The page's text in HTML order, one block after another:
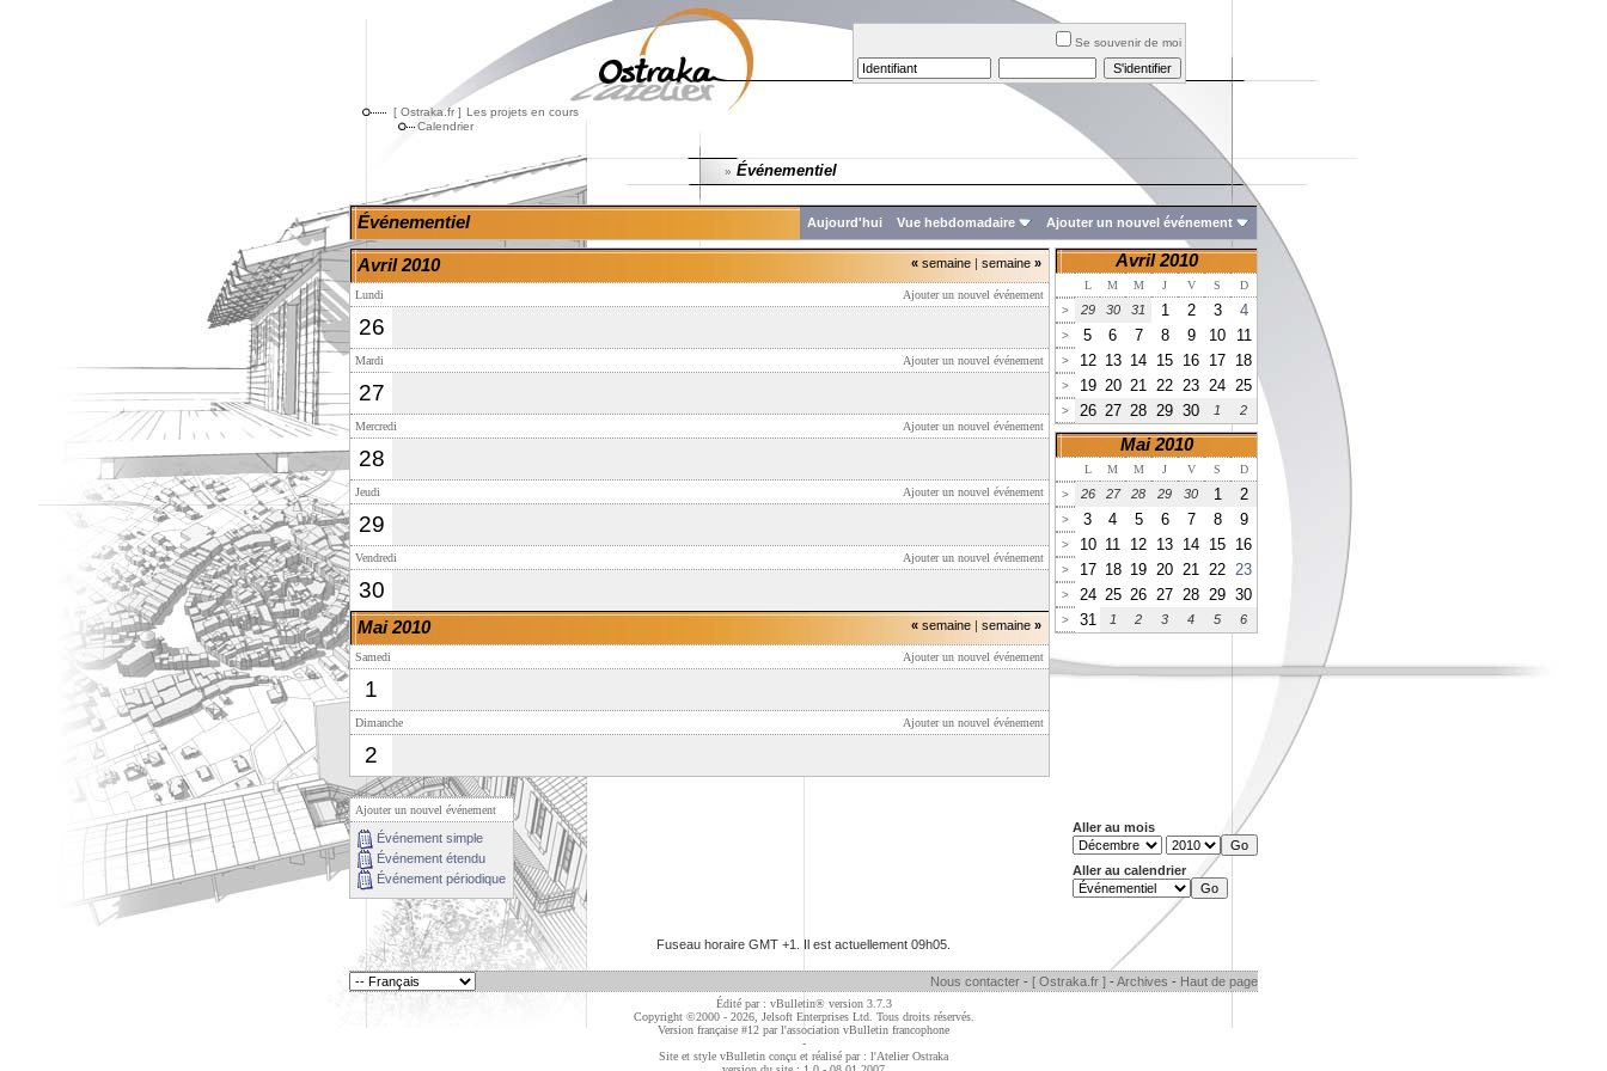
Se souvenir de moi
[ Ostraka.fr ] Les projets en cours
Calendrier
» Événementiel
Événementiel Aujourd'hui Vue hebdomadaire Ajouter un nouvel événement
« semaine | semaine »
Avril 2010
Ajouter un nouvel événement
Lundi
26
Ajouter un nouvel événement
Mardi
27
Ajouter un nouvel événement
Mercredi
28
Ajouter un nouvel événement
Jeudi
29
Ajouter un nouvel événement
Vendredi
30
« semaine | semaine »
Mai 2010
Ajouter un nouvel événement
Samedi
1
Ajouter un nouvel événement
Dimanche
2
Avril 2010
L M M J V S
D
>
29 30 31 1 2 3 4
> 5 6 7 8 9 10 11
> 12 13 14 15 16 17 18
> 19 20 21 22 23 24 25
> 26 27 28 29 30 1 2
Mai 2010
L M M J V S
D
>
26 27 28 29 30 1 2
> 3 4 5 6 7 8 9
> 10 11 12 13 14 15 16
> 17 18 19 20 21 22 23
> 24 25 26 27 28 29 30
> 31 1 2 3 4 5 6
Ajouter un nouvel événement
Événement simple
Événement étendu
Événement périodique
Aller au mois
Aller au calendrier
Fuseau horaire GMT +1. Il est actuellement 09h05
Nous contacter - [ Ostraka.fr ] - Archives - Haut de page
Édité par : vBulletin® version 3.7.3
Copyright ©2000 - 2026, Jelsoft Enterprises Ltd. Tous droits réservés.
Version française #12 parl'association vBulletin francophone
-
Site et style vBulletin conçu et réalisé par : l'Atelier Ostraka